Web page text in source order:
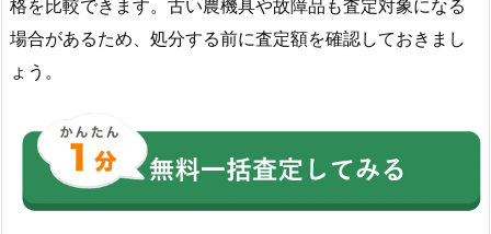
格を比較できます。古い農機具や故障品も査定対象になる
場合があるため、処分する前に査定額を確認しておきまし
ょう。